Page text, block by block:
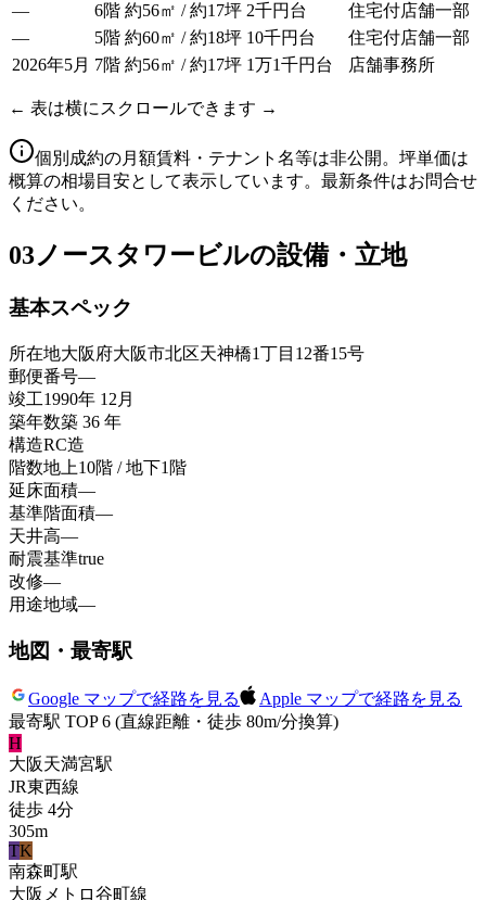
—
6階 約56㎡ / 約17坪 2千円台
住宅付店舗一部
—
5階 約60㎡ / 約18坪 10千円台
住宅付店舗一部
2026年5月 7階 約56㎡ / 約17坪 1万1千円台 店舗事務所
← 表は横にスクロールできます →
個別成約の月額賃料・テナント名等は非公開。坪単価は
概算の相場目安として表示しています。最新条件はお問合せ
ください。
03ノースタワービルの設備・立地
基本スペック
所在地大阪府大阪市北区天神橋1丁目12番15号
郵便番号—
竣工1990年 12月
築年数築 36 年
構造RC造
階数地上10階 / 地下1階
延床面積—
基準階面積—
天井高—
耐震基準true
改修—
用途地域—
地図・最寄駅
Google マップで経路を見る
Apple マップで経路を見る
最寄駅 TOP 6 (直線距離・徒歩 80m/分換算)
H
大阪天満宮駅
JR東西線
徒歩 4分
305m
TK
南森町駅
大阪メトロ谷町線